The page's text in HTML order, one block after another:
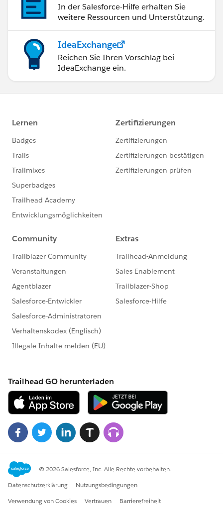
In der Salesforce-Hilfe erhalten Sie
weitere Ressourcen und Unterstützung.
IdeaExchange
Reichen Sie Ihren Vorschlag bei
IdeaExchange ein.